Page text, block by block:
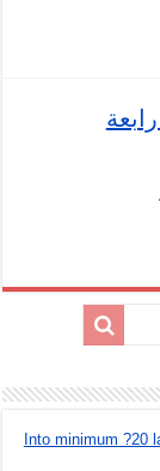
Into minimum ?20